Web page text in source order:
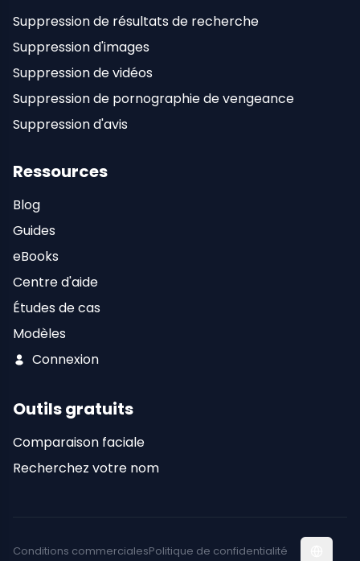
Suppression de résultats de recherche
Suppression d'images
Suppression de vidéos
Suppression de pornographie de vengeance
Suppression d'avis
Ressources
Blog
Guides
eBooks
Centre d'aide
Études de cas
Modèles
Connexion
Outils gratuits
Comparaison faciale
Recherchez votre nom
Conditions commercialesPolitique de confidentialité